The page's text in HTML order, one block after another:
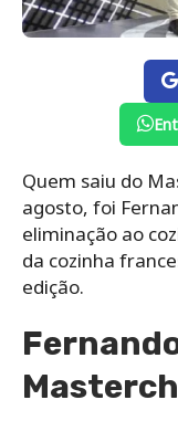
Quem saiu do
agosto, foi
eliminação ao
da cozinha
edição.